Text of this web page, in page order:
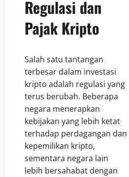
Regulasi dan
Pajak Kripto
Salah satu tantangan
terbesar dalam investasi
kripto adalah regulasi yang
terus berubah. Beberapa
negara menerapkan
kebijakan yang lebih ketat
terhadap perdagangan dan
kepemilikan kripto,
sementara negara lain
lebih bersahabat dengan